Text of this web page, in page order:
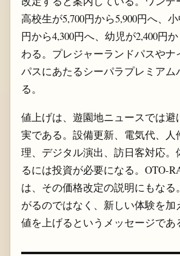
高校生が5,700円から5,900円へ、
円から4,300円へ、幼児が2,400円
わる。プレジャーランドパスやナ
パスにあたるシーパラプレミアム
る。
値上げは、遊園地ニュースでは避
実である。設備更新、電気代、人
理、デジタル演出、訪日客対応。
るには投資が必要になる。OTO-
は、その価格改定の説明にもなる
がるのではなく、新しい体験を加
値を上げるというメッセージであ